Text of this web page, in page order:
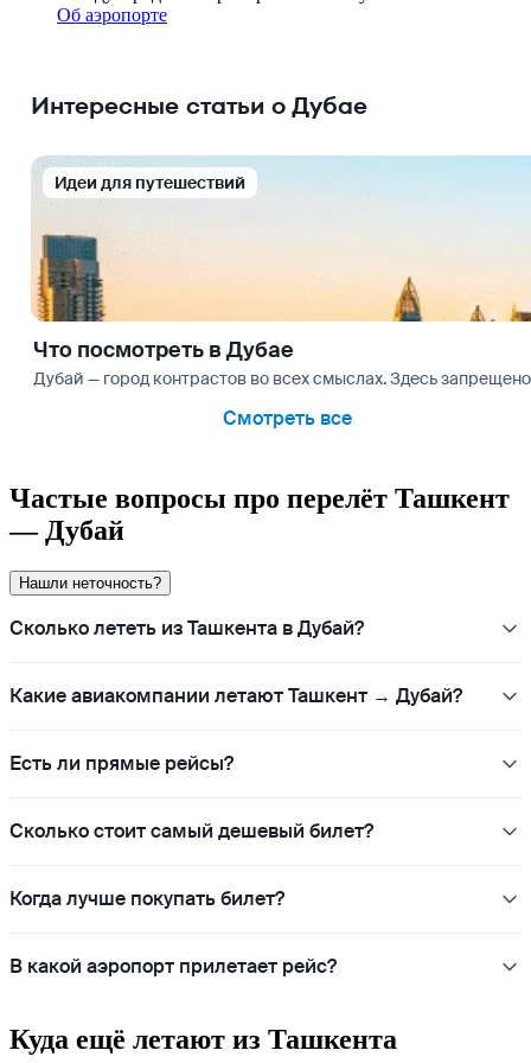
Об аэропорте
Интересные статьи о Дубае
Идеи для путешествий
Что посмотреть в Дубае
Дубай — город контрастов во всех смыслах. Здесь
Смотреть все
Частые вопросы про перелёт Ташкент
— Дубай
Нашли неточность?
Сколько лететь из Ташкента в Дубай?
Какие авиакомпании летают Ташкент → Дубай?
Есть ли прямые рейсы?
Сколько стоит самый дешевый билет?
Когда лучше покупать билет?
В какой аэропорт прилетает рейс?
Куда ещё летают из Ташкента